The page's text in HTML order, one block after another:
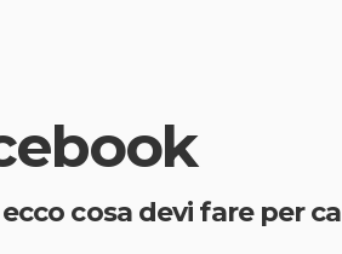
cosa devi fare per